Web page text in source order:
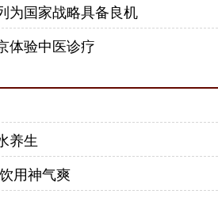
为国家战略具备良机
体验中医诊疗
养生
用神气爽